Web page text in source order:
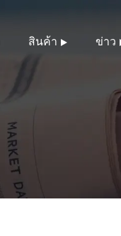
สินค้า ข่าว